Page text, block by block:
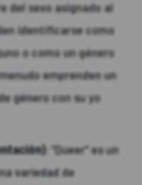
del sexo asignado al
identificarse como
o como un género
emprenden un
género con su yo
: “Queer” es un
variedad de